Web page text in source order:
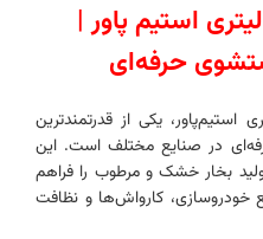
بخارشوی صنعتی 350 لیتری استیم پاور |
حرفه‌ای
بخارشوی صنعتی 350 لیتری استیم‌پاور، یکی از قدرتمندترین
در صنایع مختلف است. این
لیتر امکان تولید بخار خشک و مرطوب را فراهم
خودروسازی، کارواش‌ها و نظافت